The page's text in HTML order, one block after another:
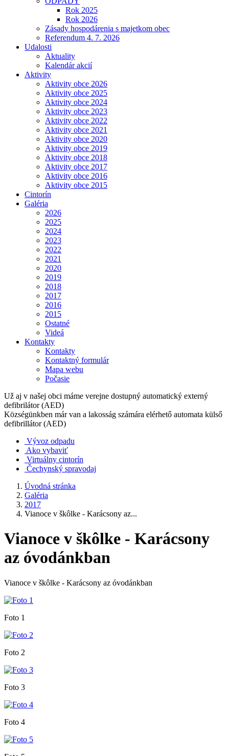
Rok 2025
Rok 2026
Zásady hospodárenia s majetkom obec
Referendum 4. 7. 2026
Udalosti
Aktuality
Kalendár akcií
Aktivity
Aktivity obce 2026
Aktivity obce 2025
Aktivity obce 2024
Aktivity obce 2023
Aktivity obce 2022
Aktivity obce 2021
Aktivity obce 2020
Aktivity obce 2019
Aktivity obce 2018
Aktivity obce 2017
Aktivity obce 2016
Aktivity obce 2015
Cintorín
Galéria
2026
2025
2024
2023
2022
2021
2020
2019
2018
2017
2016
2015
Ostatné
Videá
Kontakty
Kontakty
Kontaktný formulár
Mapa webu
Počasie
Už aj v našej obci máme verejne dostupný automatický externý
defibrilátor (AED)
Községünkben már van a lakosság számára elérhető automata külső
defibrillátor (AED)
Vývoz odpadu
Ako vybaviť
Virtuálny cintorín
Čechynský spravodaj
Úvodná stránka
Galéria
2017
Vianoce v škôlke - Karácsony az...
Vianoce v škôlke - Karácsony
az óvodánkban
Vianoce v škôlke - Karácsony az óvodánkban
Foto 1
Foto 2
Foto 3
Foto 4